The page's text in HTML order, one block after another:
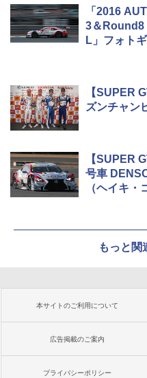
「2016
3＆Round8
L」フォト
【SUPER
ズンチャン
【SUPER
号車
（ヘイキ
GT500シ
もっと関
本サイトのご利用について
広告掲載のご案内
プライバシーポリシー